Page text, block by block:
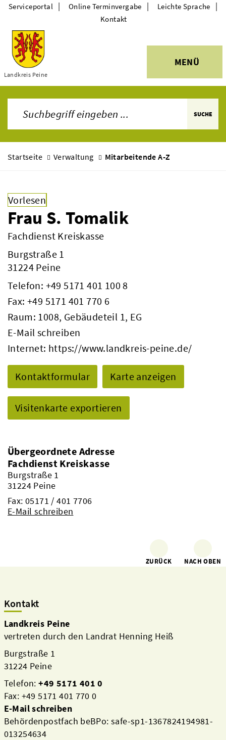
Themen
Landkreis Peine
MENÜ
Serviceportal | Online Terminvergabe | Leichte Sprache |
Kontakt
SUCHE
Startseite Verwaltung Mitarbeitende A-Z
Vorlesen
Frau S. Tomalik
Fachdienst Kreiskasse
Burgstraße 1
31224 Peine
Telefon: +49 5171 401 100 8
Fax: +49 5171 401 770 6
Raum: 1008, Gebäudeteil 1, EG
E-Mail schreiben
Internet: https://www.landkreis-peine.de/
Kontaktformular Karte anzeigen
Visitenkarte exportieren
Übergeordnete Adresse
Fachdienst Kreiskasse
Burgstraße 1
31224 Peine
Fax: 05171 / 401 7706
E-Mail schreiben
ZURÜCK NACH OBEN
Kontakt
Landkreis Peine
vertreten durch den Landrat Henning Heiß
Burgstraße 1
31224 Peine
Telefon:+49 5171 401 0
Fax: +49 5171 401 770 0
E-Mail schreiben
Behördenpostfach beBPo: safe-sp1-1367824194981-
013254634